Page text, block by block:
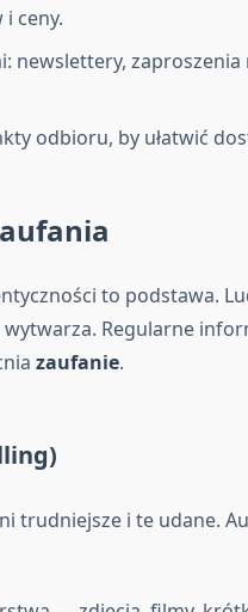
ceny.
newslettery,
odbioru, by ułatwić
to podstawa.
Regularne
zaufanie.
trudniejsze i te udane.